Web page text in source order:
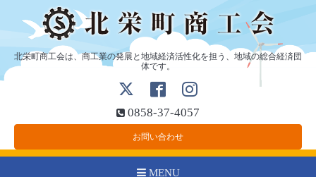
北栄町商工会は、商工業の発展と地域経済活性化を担う、地域の総合経済団
体です。
0858-37-4057
お問い合わせ
MENU